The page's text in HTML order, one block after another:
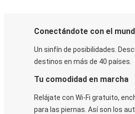
Conectándote con el
Un sinfín de posibilidades.
destinos en más de 40 países.
Tu comodidad en marcha
Relájate con Wi-Fi gratuito,
para las piernas. Así son los